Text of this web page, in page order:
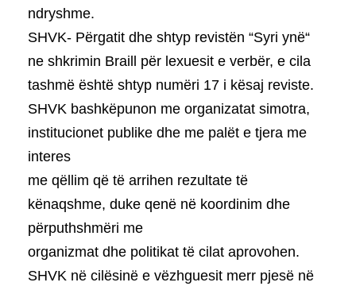
ndryshme.
SHVK- Përgatit dhe shtyp revistën “Syri ynë“
ne shkrimin Braill për lexuesit e verbër, e cila
tashmë është shtyp numëri 17 i kësaj reviste.
SHVK bashkëpunon me organizatat simotra,
institucionet publike dhe me palët e tjera me
interes
me qëllim që të arrihen rezultate të
kënaqshme, duke qenë në koordinim dhe
përputhshmëri me
organizmat dhe politikat të cilat aprovohen.
SHVK në cilësinë e vëzhguesit merr pjesë në